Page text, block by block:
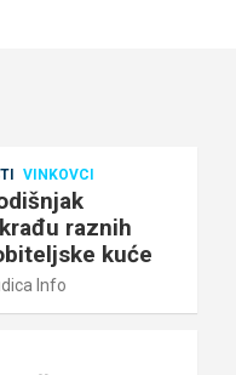
VINKOVCI
raznih
kuće
Info